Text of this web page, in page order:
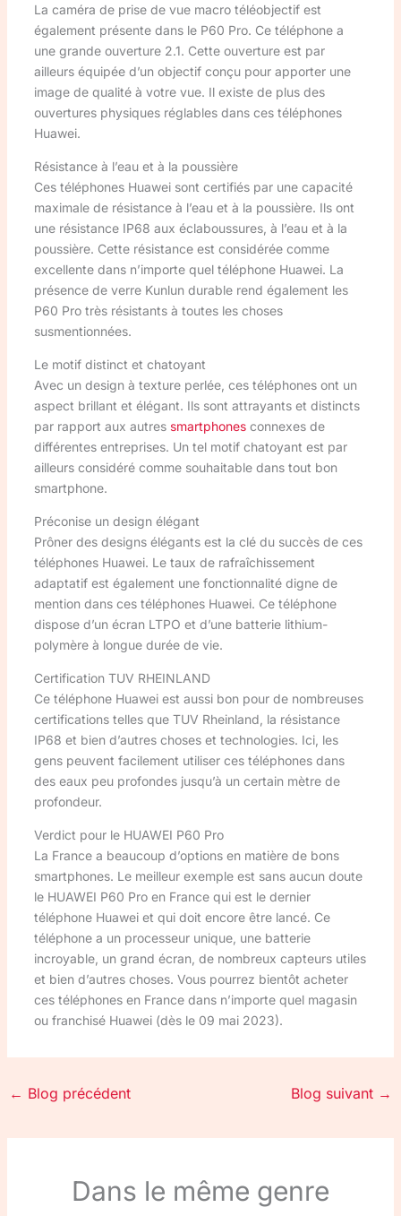
La caméra de prise de vue macro téléobjectif est
également présente dans le P60 Pro. Ce téléphone a
une grande ouverture 2.1. Cette ouverture est par
ailleurs équipée d’un objectif conçu pour apporter une
image de qualité à votre vue. Il existe de plus des
ouvertures physiques réglables dans ces téléphones
Huawei.
Résistance à l’eau et à la poussière
Ces téléphones Huawei sont certifiés par une capacité
maximale de résistance à l’eau et à la poussière. Ils ont
une résistance IP68 aux éclaboussures, à l’eau et à la
poussière. Cette résistance est considérée comme
excellente dans n’importe quel téléphone Huawei. La
présence de verre Kunlun durable rend également les
P60 Pro très résistants à toutes les choses
susmentionnées.
Le motif distinct et chatoyant
Avec un design à texture perlée, ces téléphones ont un
aspect brillant et élégant. Ils sont attrayants et distincts
par rapport aux autres smartphonesconnexes de
différentes entreprises. Un tel motif chatoyant est par
ailleurs considéré comme souhaitable dans tout bon
smartphone.
Préconise un design élégant
Prôner des designs élégants est la clé du succès de ces
téléphones Huawei. Le taux de rafraîchissement
adaptatif est également une fonctionnalité digne de
mention dans ces téléphones Huawei. Ce téléphone
dispose d’un écran LTPO et d’une batterie lithium-
polymère à longue durée de vie.
Certification TUV RHEINLAND
Ce téléphone Huawei est aussi bon pour de nombreuses
certifications telles que TUV Rheinland, la résistance
IP68 et bien d’autres choses et technologies. Ici, les
gens peuvent facilement utiliser ces téléphones dans
des eaux peu profondes jusqu’à un certain mètre de
profondeur.
Verdict pour le HUAWEI P60 Pro
La France a beaucoup d’options en matière de bons
smartphones. Le meilleur exemple est sans aucun doute
le HUAWEI P60 Pro en France qui est le dernier
téléphone Huawei et qui doit encore être lancé. Ce
téléphone a un processeur unique, une batterie
incroyable, un grand écran, de nombreux capteurs utiles
et bien d’autres choses. Vous pourrez bientôt acheter
ces téléphones en France dans n’importe quel magasin
ou franchisé Huawei (dès le 09 mai 2023).
← Blog précédent Blog suivant →
Dans le même genre